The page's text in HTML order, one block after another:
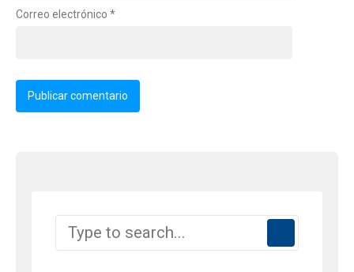
Correo electrónico *